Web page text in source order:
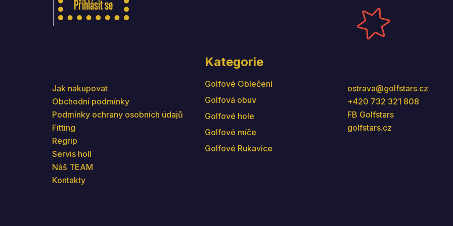
Přihlásit se
Jak nakupovat
Obchodní podmínky
Podmínky ochrany osobních údajů
Fitting
Regrip
Servis holí
Náš TEAM
Kontakty
Kategorie
Golfové Oblečení
Golfová obuv
Golfové hole
Golfové míče
Golfové Rukavice
ostrava@golfstars.cz
+420 732 321 808
FB Golfstars
golfstars.cz